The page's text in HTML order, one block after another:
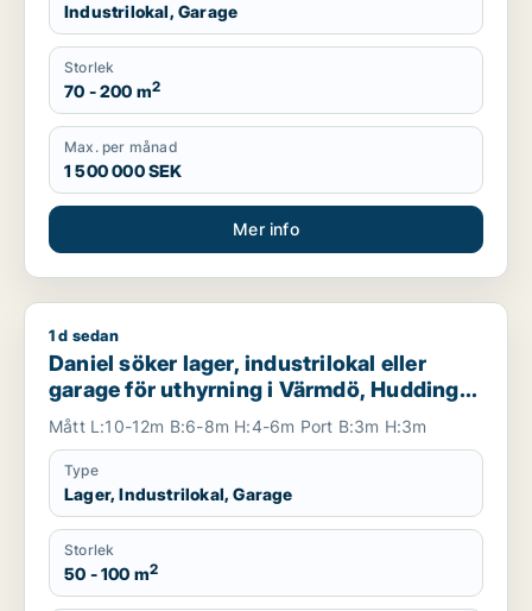
Industrilokal, Garage
Storlek
70 - 200 m2
Max. per månad
1 500 000 SEK
Mer info
Daniel söker lager, industrilokal eller garage för uthyrning i
1 d sedan
Daniel söker lager, industrilokal eller
garage för uthyrning i Värmdö, Huddinge
eller Botkyrka m.fl.
Mått L:10-12m B:6-8m H:4-6m Port B:3m H:3m
Type
Lager, Industrilokal, Garage
Storlek
50 - 100 m2